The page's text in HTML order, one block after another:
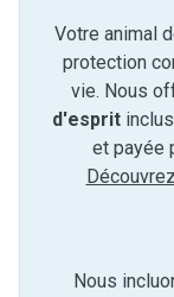
Votre animal
protection
vie. Nous
d'esprit
et payée
Nous